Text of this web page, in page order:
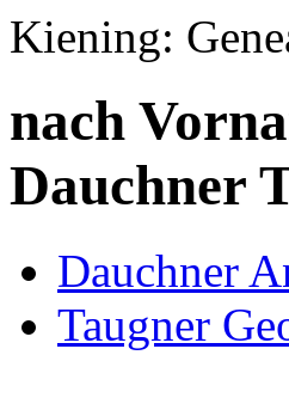
Kiening:
nach
Dauchner
Dauchner
Taugner